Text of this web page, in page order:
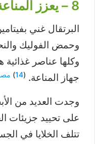
8 – يعزز المناعة
البرتقال غني
وحمض الفوليك
وكلها عناصر غذائية
جهاز المناعة. (
14
)
وجدت العديد من
على تحييد جزيئات
تتلف الخلايا في